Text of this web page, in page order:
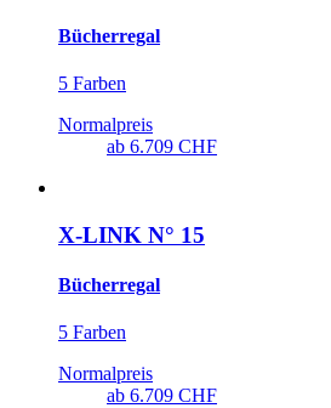
Bücherregal
5 Farben
Normalpreis
ab 6.709 CHF
X-LINK N° 15
Bücherregal
5 Farben
Normalpreis
ab 6.709 CHF